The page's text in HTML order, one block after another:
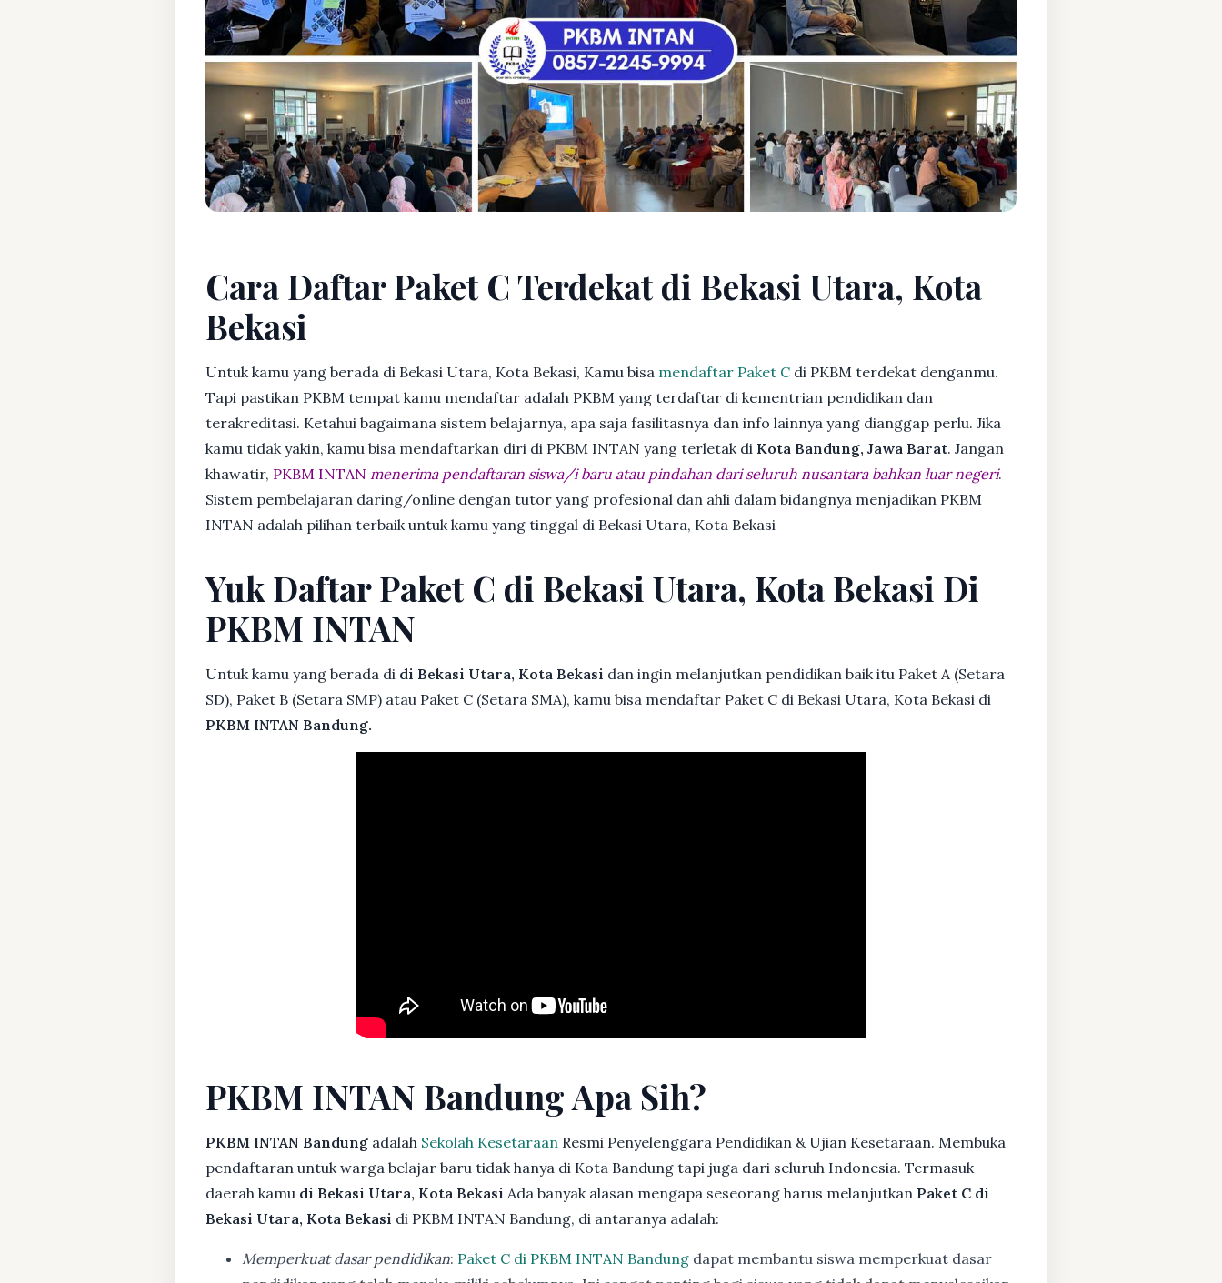
Cara Daftar Paket C Terdekat di Bekasi Utara, Kota
Bekasi
Untuk kamu yang berada di Bekasi Utara, Kota Bekasi, Kamu bisa mendaftar Paket C di PKBM terdekat denganmu.
Tapi pastikan PKBM tempat kamu mendaftar adalah PKBM yang terdaftar di kementrian pendidikan dan
terakreditasi. Ketahui bagaimana sistem belajarnya, apa saja fasilitasnya dan info lainnya yang dianggap perlu. Jika
kamu tidak yakin, kamu bisa mendaftarkan diri di PKBM INTAN yang terletak di Kota Bandung, Jawa Barat. Jangan
khawatir, PKBM INTAN menerima pendaftaran siswa/i baru atau pindahan dari seluruh nusantara bahkan luar negeri.
Sistem pembelajaran daring/online dengan tutor yang profesional dan ahli dalam bidangnya menjadikan PKBM
INTAN adalah pilihan terbaik untuk kamu yang tinggal di Bekasi Utara, Kota Bekasi
Yuk Daftar Paket C di Bekasi Utara, Kota Bekasi Di
PKBM INTAN
Untuk kamu yang berada di di Bekasi Utara, Kota Bekasi dan ingin melanjutkan pendidikan baik itu Paket A (Setara
SD), Paket B (Setara SMP) atau Paket C (Setara SMA), kamu bisa mendaftar Paket C di Bekasi Utara, Kota Bekasi di
PKBM INTAN Bandung.
PKBM INTAN Bandung Apa Sih?
PKBM INTAN Bandung adalah Sekolah Kesetaraan Resmi Penyelenggara Pendidikan & Ujian Kesetaraan. Membuka
pendaftaran untuk warga belajar baru tidak hanya di Kota Bandung tapi juga dari seluruh Indonesia. Termasuk
daerah kamu di Bekasi Utara, Kota Bekasi Ada banyak alasan mengapa seseorang harus melanjutkan Paket C di
Bekasi Utara, Kota Bekasi di PKBM INTAN Bandung, di antaranya adalah:
Memperkuat dasar pendidikan: Paket C di PKBM INTAN Bandung dapat membantu siswa memperkuat dasar